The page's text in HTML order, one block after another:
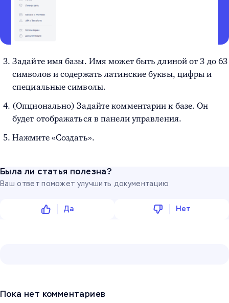
Задайте имя базы. Имя может быть длиной от 3 до 63
символов и содержать латинские буквы, цифры и
специальные символы.
(Опционально) Задайте комментарии к базе. Он
будет отображаться в панели управления.
Нажмите «Создать».
Была ли статья полезна?
Ваш ответ поможет улучшить документацию
Да Нет
Пока нет комментариев